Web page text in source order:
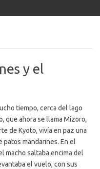
y el
tiempo, cerca del lago
que ahora se llama Mizoro,
de Kyoto, vivía en paz una
patos mandarines. En el
macho saltaba encima del
el vuelo, con sus